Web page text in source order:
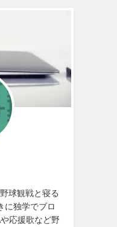
球観戦と寝る
に独学でブロ
応援歌など野